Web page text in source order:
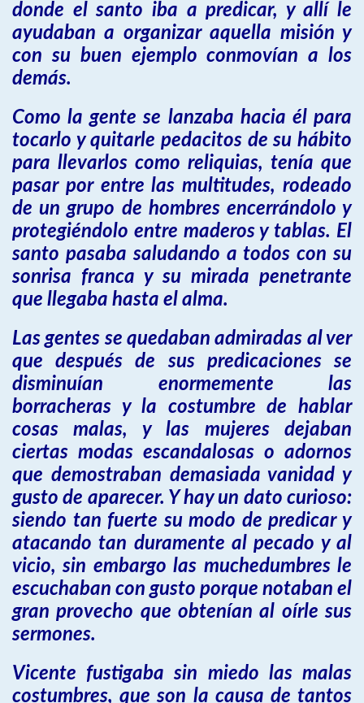
donde el santo iba a predicar, y allí le
ayudaban a organizar aquella misión y
con su buen ejemplo conmovían a los
demás.
Como la gente se lanzaba hacia él para
tocarlo y quitarle pedacitos de su hábito
para llevarlos como reliquias, tenía que
pasar por entre las multitudes, rodeado
de un grupo de hombres encerrándolo y
protegiéndolo entre maderos y tablas. El
santo pasaba saludando a todos con su
sonrisa franca y su mirada penetrante
que llegaba hasta el alma.
Las gentes se quedaban admiradas al ver
que después de sus predicaciones se
disminuían enormemente las
borracheras y la costumbre de hablar
cosas malas, y las mujeres dejaban
ciertas modas escandalosas o adornos
que demostraban demasiada vanidad y
gusto de aparecer. Y hay un dato curioso:
siendo tan fuerte su modo de predicar y
atacando tan duramente al pecado y al
vicio, sin embargo las muchedumbres le
escuchaban con gusto porque notaban el
gran provecho que obtenían al oírle sus
sermones.
Vicente fustigaba sin miedo las malas
costumbres, que son la causa de tantos